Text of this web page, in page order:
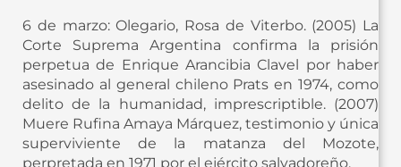
6 de marzo: Olegario, Rosa de Viterbo. (2005) La
Corte Suprema Argentina confirma la prisión
perpetua de Enrique Arancibia Clavel por haber
asesinado al general chileno Prats en 1974, como
delito de la humanidad, imprescriptible. (2007)
Muere Rufina Amaya Márquez, testimonio y única
superviviente de la matanza del Mozote,
perpretada en 1971 por el ejército salvadoreño.